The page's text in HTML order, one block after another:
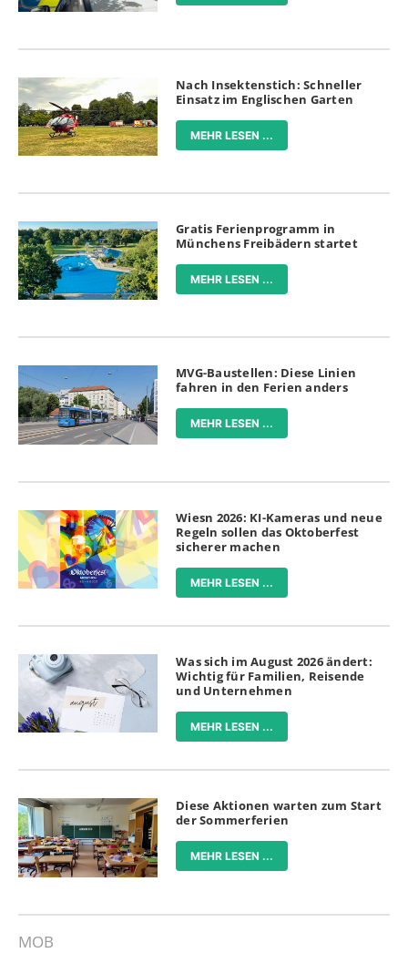
Nach Insektenstich: Schneller
Einsatz im Englischen Garten
MEHR LESEN ...
Gratis Ferienprogramm in
Münchens Freibädern startet
MEHR LESEN ...
MVG-Baustellen: Diese Linien
fahren in den Ferien anders
MEHR LESEN ...
Wiesn 2026: KI-Kameras und neue
Regeln sollen das Oktoberfest
sicherer machen
MEHR LESEN ...
Was sich im August 2026 ändert:
Wichtig für Familien, Reisende
und Unternehmen
MEHR LESEN ...
Diese Aktionen warten zum Start
der Sommerferien
MEHR LESEN ...
MOB